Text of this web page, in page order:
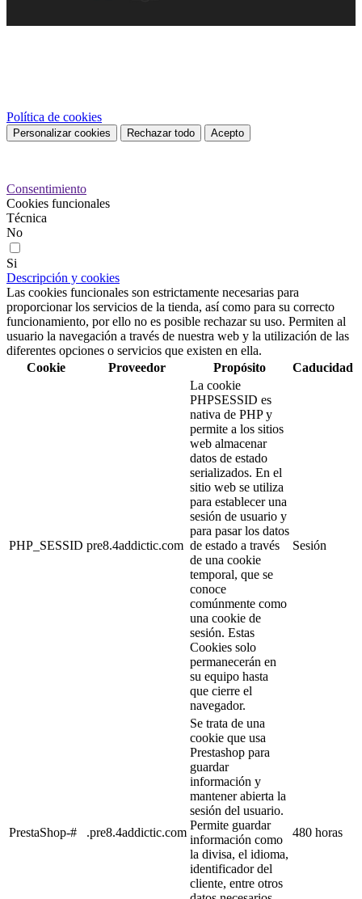
Política de cookies
Personalizar cookies Rechazar todo Acepto
Consentimiento
Cookies funcionales
Técnica
No
Si
Descripción y cookies
Las cookies funcionales son estrictamente necesarias para
proporcionar los servicios de la tienda, así como para su correcto
funcionamiento, por ello no es posible rechazar su uso. Permiten al
usuario la navegación a través de nuestra web y la utilización de las
diferentes opciones o servicios que existen en ella.
Cookie
Proveedor Propósito Caducidad
PHP_SESSID pre8.4addictic.com
La cookie
PHPSESSID es
nativa de PHP y
permite a los sitios
web almacenar
datos de estado
serializados. En el
sitio web se utiliza
para establecer una
sesión de usuario y
para pasar los datos
de estado a través
de una cookie
temporal, que se
conoce
comúnmente como
una cookie de
sesión. Estas
Cookies solo
permanecerán en
su equipo hasta
que cierre el
navegador.
Sesión
PrestaShop-# .pre8.4addictic.com
Se trata de una
cookie que usa
Prestashop para
guardar
información y
mantener abierta la
sesión del usuario.
Permite guardar
información como
la divisa, el idioma,
identificador del
cliente, entre otros
480 horas